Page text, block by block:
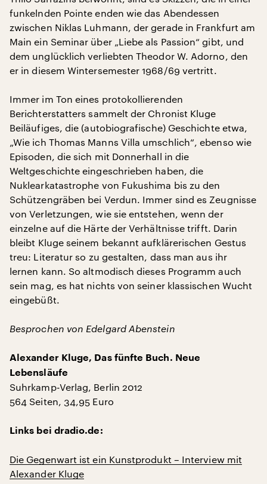
funkelnden Pointe enden wie das Abendessen
zwischen Niklas Luhmann, der gerade in Frankfurt am
Main ein Seminar über „Liebe als Passion“ gibt, und
dem unglücklich verliebten Theodor W. Adorno, den
er in diesem Wintersemester 1968/69 vertritt.
Immer im Ton eines protokollierenden
Berichterstatters sammelt der Chronist Kluge
Beiläufiges, die (autobiografische) Geschichte etwa,
„Wie ich Thomas Manns Villa umschlich“, ebenso wie
Episoden, die sich mit Donnerhall in die
Weltgeschichte eingeschrieben haben, die
Nuklearkatastrophe von Fukushima bis zu den
Schützengräben bei Verdun. Immer sind es Zeugnisse
von Verletzungen, wie sie entstehen, wenn der
einzelne auf die Härte der Verhältnisse trifft. Darin
bleibt Kluge seinem bekannt aufklärerischen Gestus
treu: Literatur so zu gestalten, dass man aus ihr
lernen kann. So altmodisch dieses Programm auch
sein mag, es hat nichts von seiner klassischen Wucht
eingebüßt.
Besprochen von Edelgard Abenstein
Alexander Kluge, Das fünfte Buch. Neue
Lebensläufe
Suhrkamp-Verlag, Berlin 2012
564 Seiten, 34,95 Euro
Links bei dradio.de:
Die Gegenwart ist ein Kunstprodukt – Interview mit
Alexander Kluge